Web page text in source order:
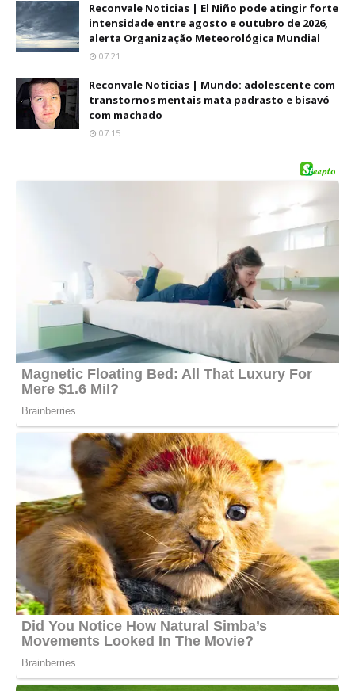
Reconvale Noticias | El Niño pode atingir forte
intensidade entre agosto e outubro de 2026,
alerta Organização Meteorológica Mundial
07:21
Reconvale Noticias | Mundo: adolescente com
transtornos mentais mata padrasto e bisavó
com machado
07:15